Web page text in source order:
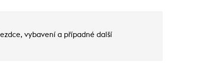
vybavení a případné další